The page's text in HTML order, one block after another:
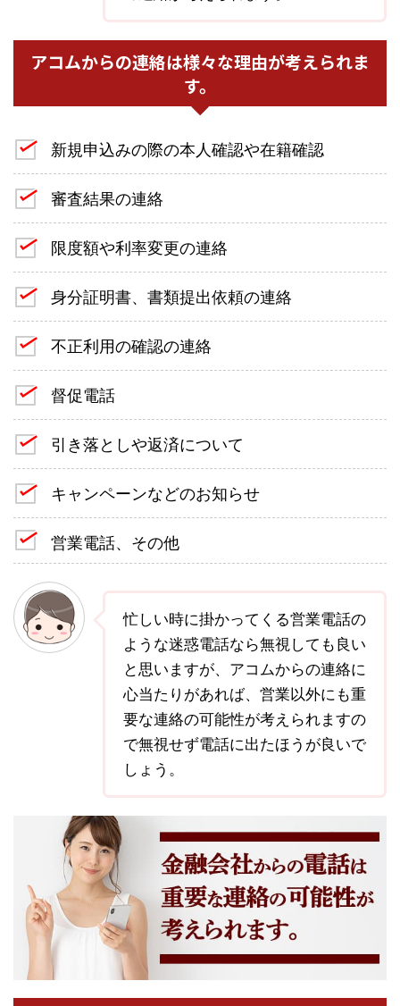
アコムからの連絡は様々な理由が考えられま
す。
新規申込みの際の本人確認や在籍確認
審査結果の連絡
限度額や利率変更の連絡
身分証明書、書類提出依頼の連絡
不正利用の確認の連絡
督促電話
引き落としや返済について
キャンペーンなどのお知らせ
営業電話、その他
忙しい時に掛かってくる営業電話の
ような迷惑電話なら無視しても良い
と思いますが、アコムからの連絡に
心当たりがあれば、営業以外にも重
要な連絡の可能性が考えられますの
で無視せず電話に出たほうが良いで
しょう。